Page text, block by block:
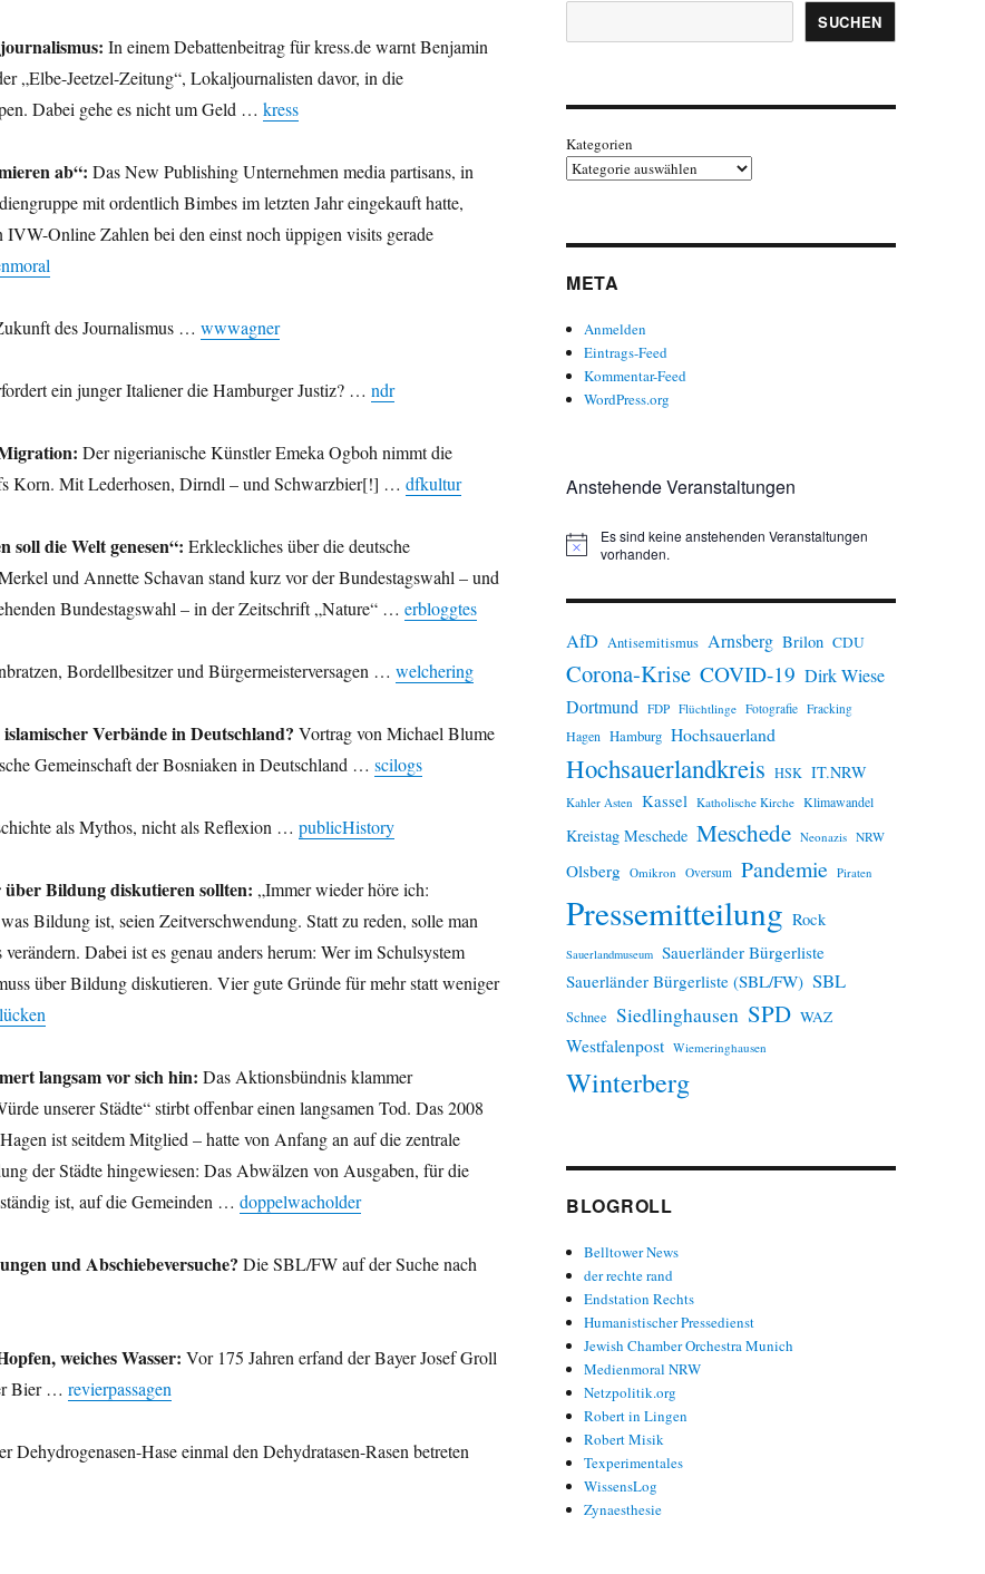
In einem Debattenbeitrag für kress.de warnt Benjamin
„Elbe-Jeetzel-Zeitung“, Lokaljournalisten davor, in die
Dabei gehe es nicht um Geld … kress
ab“: Das New Publishing Unternehmen media partisans, in
mit ordentlich Bimbes im letzten Jahr eingekauft hatte,
IVW-Online Zahlen bei den einst noch üppigen visits gerade
des Journalismus … wwwagner
ein junger Italiener die Hamburger Justiz? … ndr
Der nigerianische Künstler Emeka Ogboh nimmt die
Korn. Mit Lederhosen, Dirndl – und Schwarzbier[!] … dfkultur
soll die Welt genesen“: Erkleckliches über die deutsche
und Annette Schavan stand kurz vor der Bundestagswahl – und
Bundestagswahl – in der Zeitschrift „Nature“ … erbloggtes
Bordellbesitzer und Bürgermeisterversagen … welchering
Verbände in Deutschland? Vortrag von Michael Blume
Gemeinschaft der Bosniaken in Deutschland … scilogs
als Mythos, nicht als Reflexion … publicHistory
Bildung diskutieren sollten: „Immer wieder höre ich:
Bildung ist, seien Zeitverschwendung. Statt zu reden, solle man
Dabei ist es genau anders herum: Wer im Schulsystem
über Bildung diskutieren. Vier gute Gründe für mehr statt weniger
langsam vor sich hin: Das Aktionsbündnis klammer
unserer Städte“ stirbt offenbar einen langsamen Tod. Das 2008
ist seitdem Mitglied – hatte von Anfang an auf die zentrale
der Städte hingewiesen: Das Abwälzen von Ausgaben, für die
ist, auf die Gemeinden … doppelwacholder
und Abschiebeversuche? Die SBL/FW auf der Suche nach
weiches Wasser: Vor 175 Jahren erfand der Bayer Josef Groll
Bier … revierpassagen
Dehydrogenasen-Hase einmal den Dehydratasen-Rasen betreten
SUCHEN
Kategorien
META
Anmelden
Eintrags-Feed
Kommentar-Feed
WordPress.org
Anstehende Veranstaltungen
H
w
Es sind keine anstehenden Veranstaltungen
vorhanden.
AfD Antisemitismus Arnsberg Brilon CDU
Corona-Krise COVID-19 Dirk Wiese
Dortmund FDP Flüchtlinge Fotografie Fracking
Hagen Hamburg Hochsauerland
Hochsauerlandkreis HSK IT.NRW
Kahler Asten Kassel Katholische Kirche Klimawandel
Kreistag Meschede Meschede Neonazis NRW
Olsberg Omikron Oversum Pandemie Piraten
Pressemitteilung Rock
Sauerlandmuseum Sauerländer Bürgerliste
Sauerländer Bürgerliste (SBL/FW) SBL
Schnee Siedlinghausen SPD WAZ
Westfalenpost Wiemeringhausen
Winterberg
BLOGROLL
Belltower News
der rechte rand
Endstation Rechts
Humanistischer Pressedienst
Jewish Chamber Orchestra Munich
Medienmoral NRW
Netzpolitik.org
Robert in Lingen
Robert Misik
Texperimentales
WissensLog
Zynaesthesie